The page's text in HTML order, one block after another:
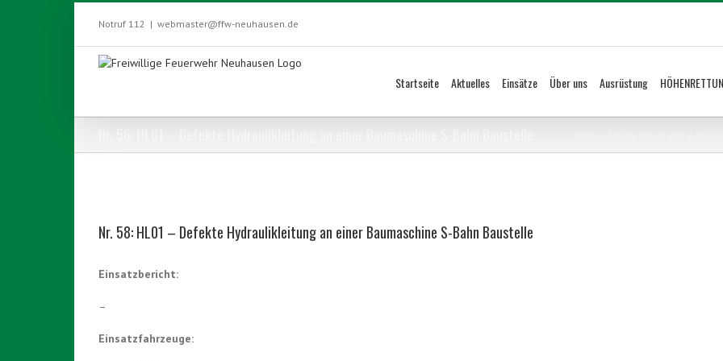
Notruf 112 | webmaster@ffw-neuhausen.de
Startseite Aktuelles Einsätze Über uns Ausrüstung
Image
Nr. 58: HL01 – Defekte Hydraulikleitung an einer Baumaschine S-Bahn Baustelle
Einsatzbericht:
–
Einsatzfahrzeuge: